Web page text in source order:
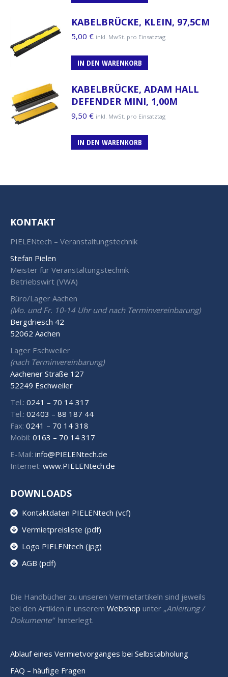
KABELBRÜCKE, KLEIN, 97,5CM
5,00 € inkl. MwSt. pro Einsatztag
IN DEN WARENKORB
KABELBRÜCKE, ADAM HALL
DEFENDER MINI, 1,00M
9,50 € inkl. MwSt. pro Einsatztag
IN DEN WARENKORB
KONTAKT
PIELENtech – Veranstaltungstechnik
Stefan Pielen
Meister für Veranstaltungstechnik
Betriebswirt (VWA)
Büro/Lager Aachen
(Mo. und Fr. 10-14 Uhr und nach Terminvereinbarung)
Bergdriesch 42
52062 Aachen
Lager Eschweiler
(nach Terminvereinbarung)
Aachener Straße 127
52249 Eschweiler
Tel.: 0241 – 70 14 317
Tel.: 02403 – 88 187 44
Fax: 0241 – 70 14 318
Mobil: 0163 – 70 14 317
E-Mail: info@PIELENtech.de
Internet: www.PIELENtech.de
DOWNLOADS
Kontaktdaten PIELENtech (vcf)
Vermietpreisliste (pdf)
Logo PIELENtech (jpg)
AGB (pdf)
Die Handbücher zu unseren Vermietartikeln sind jeweils
bei den Artiklen in unserem Webshop unter „Anleitung /
Dokumente“ hinterlegt.
Ablauf eines Vermietvorganges bei Selbstabholung
FAQ – häufige Fragen